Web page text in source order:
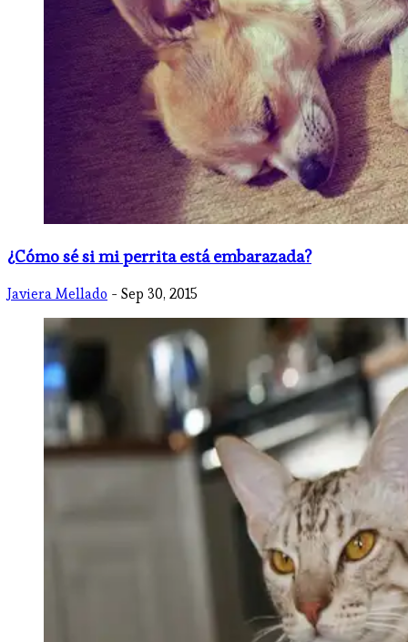
¿Cómo sé si mi perrita está embarazada?
Javiera Mellado - Sep 30, 2015